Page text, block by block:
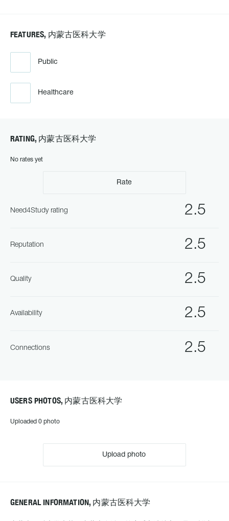
FEATURES, 内蒙古医科大学
Public
Healthcare
RATING, 内蒙古医科大学
No rates yet
Rate
2.5
Need4Study rating
2.5
Reputation
2.5
Quality
2.5
Availability
2.5
Connections
USERS PHOTOS, 内蒙古医科大学
Uploaded 0 photo
Upload photo
GENERAL INFORMATION, 内蒙古医科大学